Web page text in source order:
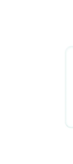
BRAŠNY NA
POUZDRA,